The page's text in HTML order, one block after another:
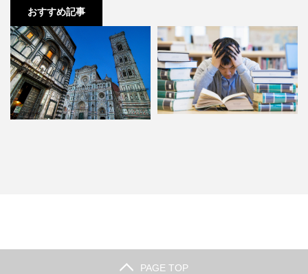
おすすめ記事
PAGE TOP